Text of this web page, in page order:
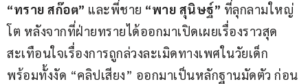
“ทราย สก๊อต” และพี่ชาย “พาย สุนิษฐ์” ที่ลุกลามใหญ่
โต หลังจากที่ฝ่ายทรายได้ออกมาเปิดเผยเรื่องราวสุด
สะเทือนใจเรื่องการถูกล่วงละเมิดทางเพศในวัยเด็ก
พร้อมทั้งงัด “คลิปเสียง” ออกมาเป็นหลักฐานมัดตัว ก่อน